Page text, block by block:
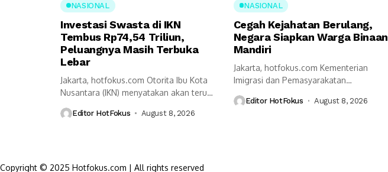
NASIONAL
Investasi Swasta di IKN
Tembus Rp74,54 Triliun,
Peluangnya Masih Terbuka
Lebar
Jakarta, hotfokus.com Otorita Ibu Kota
Nusantara (IKN) menyatakan akan terus
Editor HotFokus August 8, 2026
NASIONAL
Cegah Kejahatan Berulang,
Negara Siapkan Warga Binaan
Mandiri
Jakarta, hotfokus.com Kementerian
Imigrasi dan Pemasyarakatan
pendekatan dalam sistem...
Editor HotFokus August 8, 2026
Copyright © 2025 Hotfokus.com | All rights reserved